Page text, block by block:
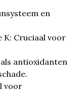
en
K: Cruciaal voor
antioxidanten
voor